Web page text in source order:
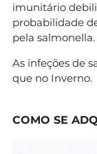
imunitário
probabilidade
pela salmonella.
As infeções de
que no Inverno.
COMO SE